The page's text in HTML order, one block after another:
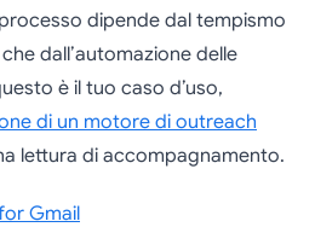
dipende dal tempismo
dall’automazione delle
è il tuo caso d’uso,
di un motore di outreach
lettura di accompagnamento.
Gmail